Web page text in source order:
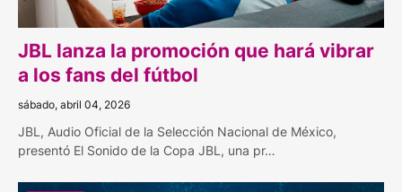
JBL lanza la promoción que hará vibrar
a los fans del fútbol
sábado, abril 04, 2026
JBL, Audio Oficial de la Selección Nacional de México,
presentó El Sonido de la Copa JBL, una pr…